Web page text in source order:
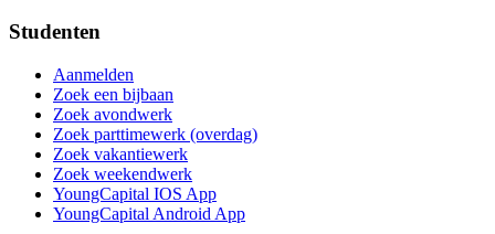
Studenten
Aanmelden
Zoek een bijbaan
Zoek avondwerk
Zoek parttimewerk (overdag)
Zoek vakantiewerk
Zoek weekendwerk
YoungCapital IOS App
YoungCapital Android App